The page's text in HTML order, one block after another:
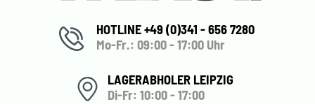
HOTLINE +49 (0)341 - 656 7280
Mo-Fr.: 09:00 - 17:00 Uhr
LAGERABHOLER LEIPZIG
Di-Fr: 10:00 - 17:00